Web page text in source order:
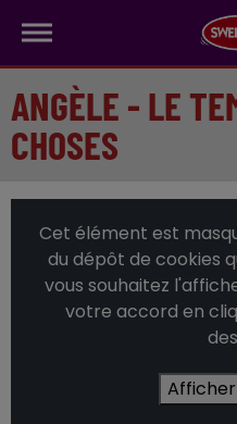
ANGÈLE - LE
CHOSES
Cet élément est
du dépôt de cookies
vous souhaitez
votre accord en